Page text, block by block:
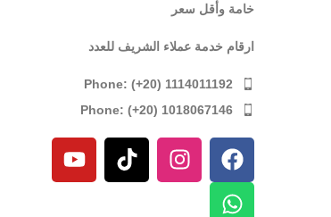
خامة وأقل سعر
ارقام خدمة عملاء الشريف للعدد
Phone: (+20) 1114011192
Phone: (+20) 1018067146